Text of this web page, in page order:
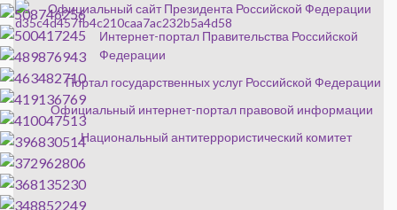
Официальный сайт Президента Российской Федерации
Интернет-портал Правительства Российской
Федерации
Портал государственных услуг Российской Федерации
Официальный интернет-портал правовой информации
Национальный антитеррористический комитет